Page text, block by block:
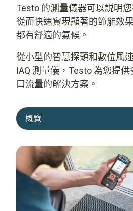
Testo 的測量儀器可以説明
從而快速實現顯著的節能效
都有舒適的氣候。
從小型的智慧探頭和數位風
IAQ 測量儀，Testo 為您提
口流量的解決方案。
概覽